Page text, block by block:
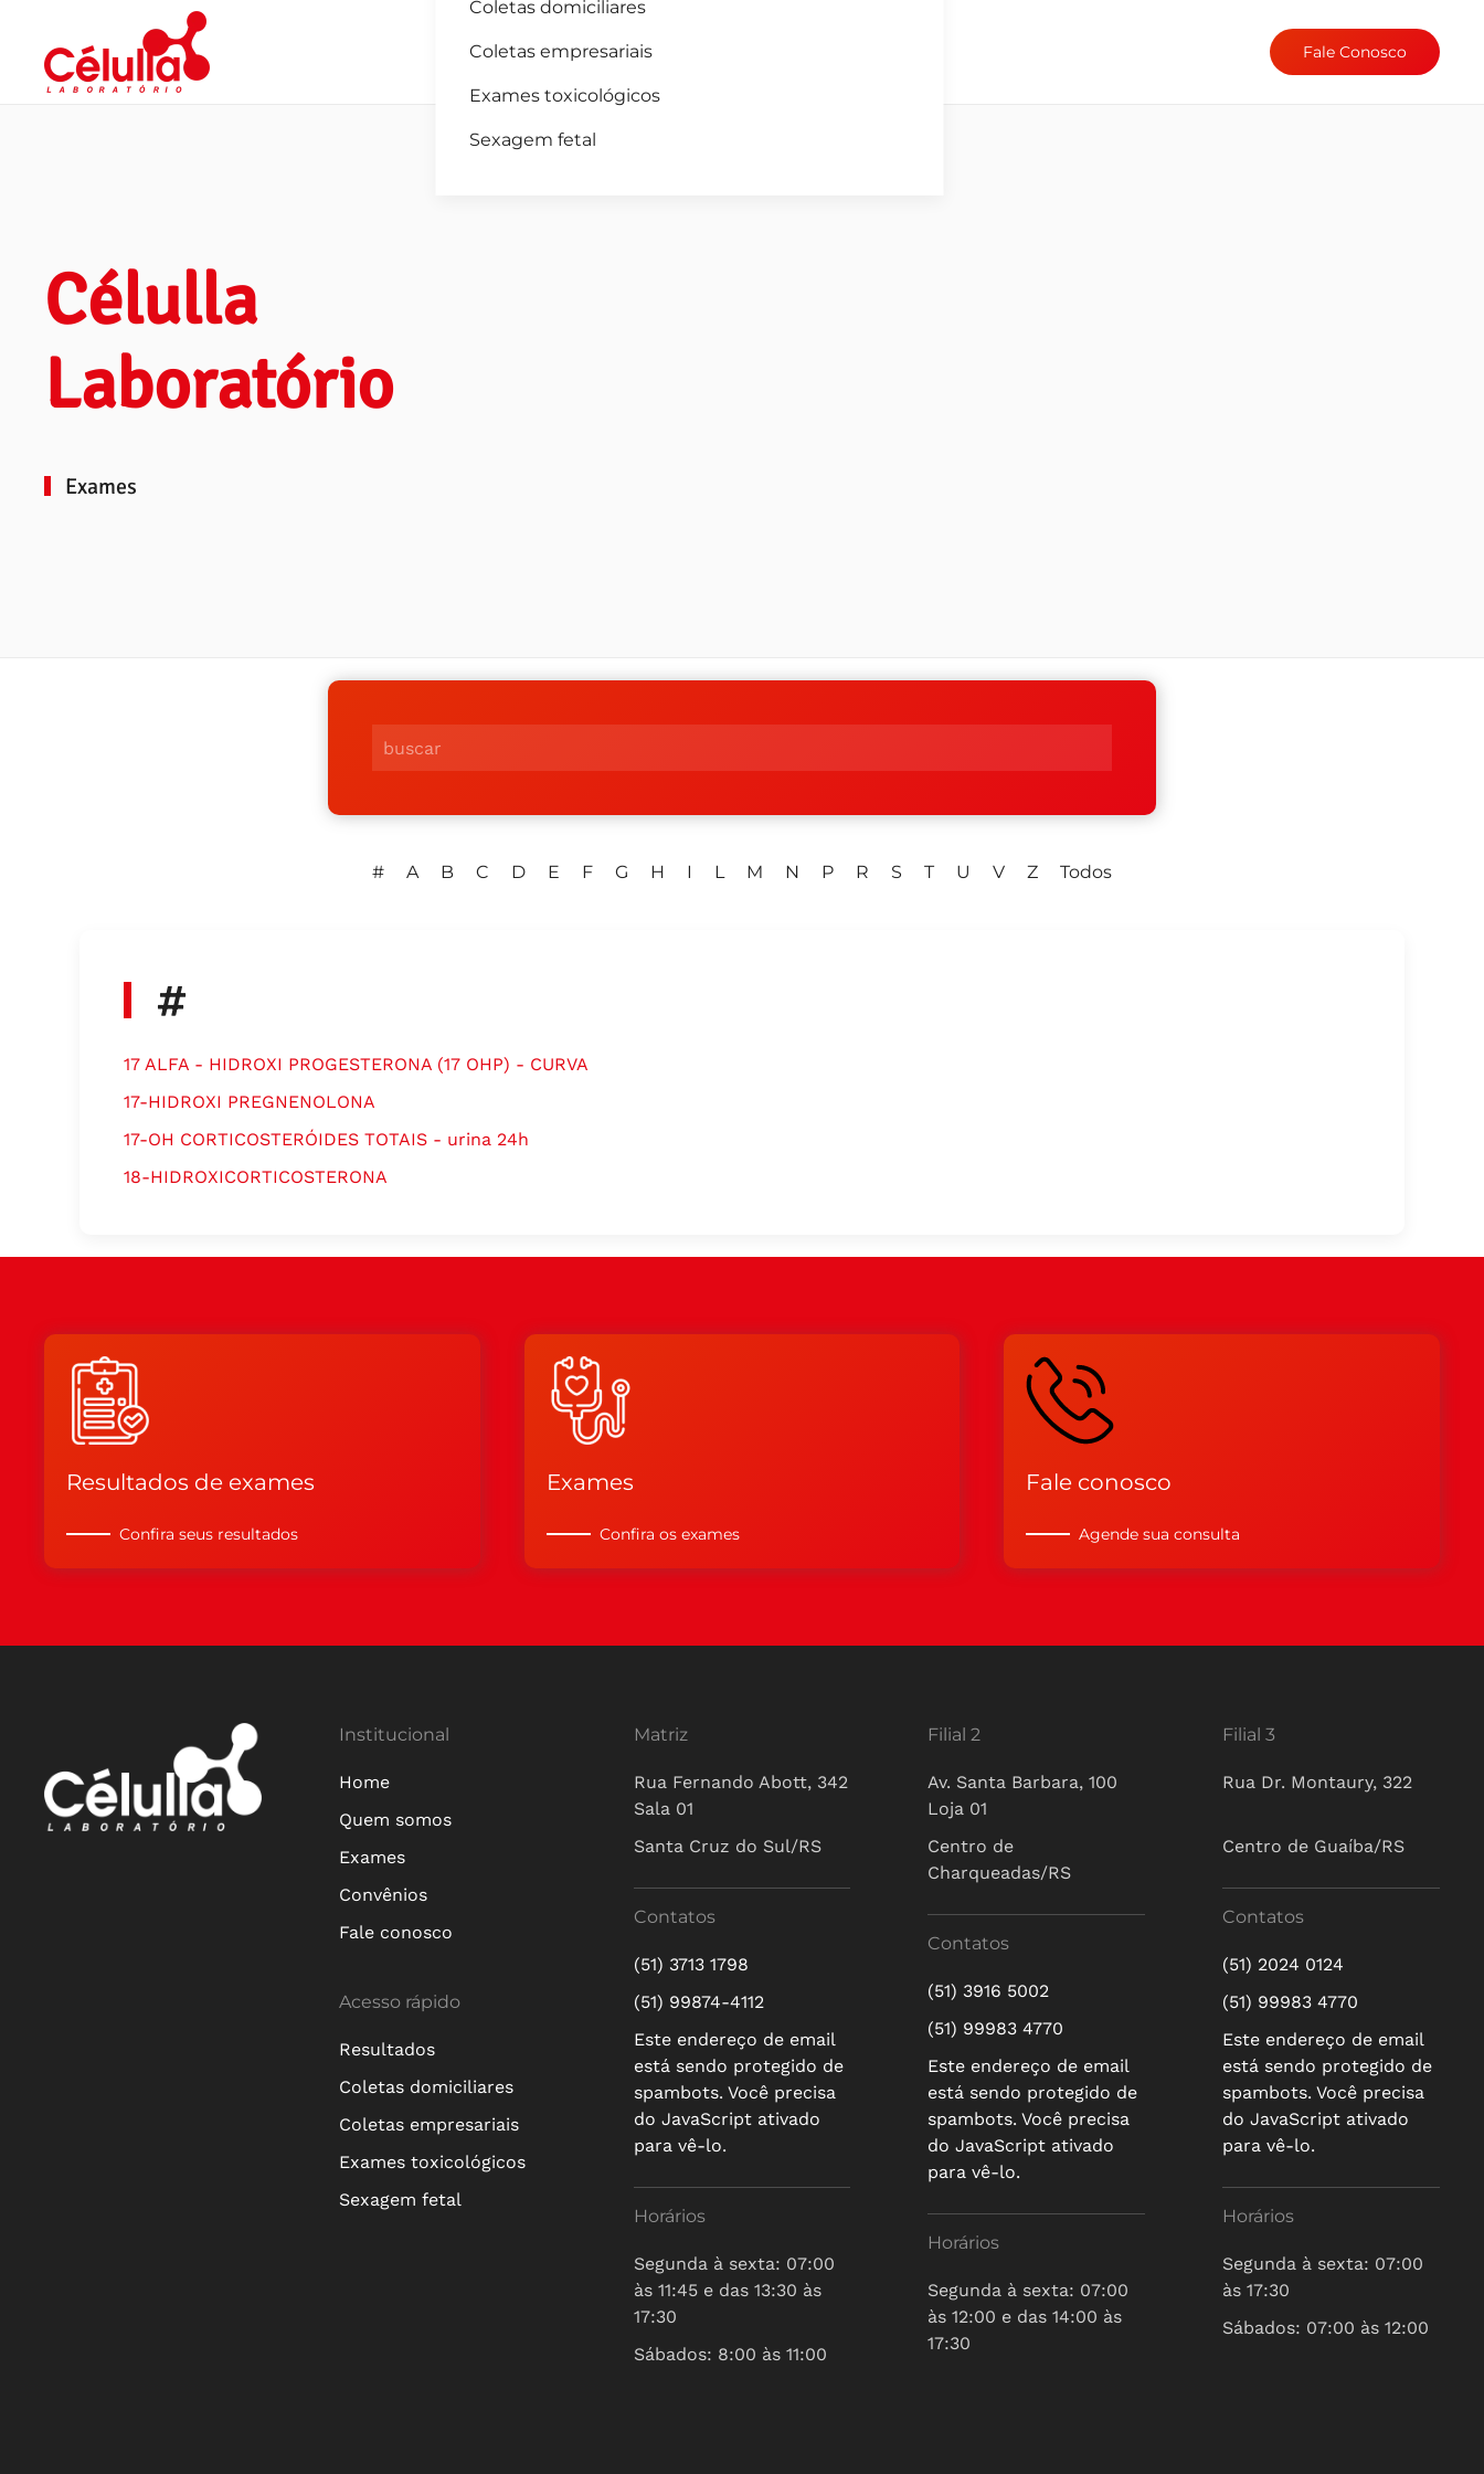
Skip to main content
Coletas domiciliares
Coletas empresariais
Exames toxicológicos
Sexagem fetal
Fale Conosco
Célulla
Laboratório
Exames
# A B C D E F G H I L M N P R S T U V Z Todos
#
17 ALFA - HIDROXI PROGESTERONA (17 OHP) - CURVA
17-HIDROXI PREGNENOLONA
17-OH CORTICOSTERÓIDES TOTAIS - urina 24h
18-HIDROXICORTICOSTERONA
Resultados de exames
Confira seus resultados
Exames
Confira os exames
Fale conosco
Agende sua consulta
Institucional
Home
Quem somos
Exames
Convênios
Fale conosco
Acesso rápido
Resultados
Coletas domiciliares
Coletas empresariais
Exames toxicológicos
Sexagem fetal
Matriz
Rua Fernando Abott, 342
Sala 01
Santa Cruz do Sul/RS
Contatos
(51) 3713 1798
(51) 99874-4112
Este endereço de email
está sendo protegido de
spambots. Você precisa
do JavaScript ativado
para vê-lo.
Horários
Segunda à sexta: 07:00
às 11:45 e das 13:30 às
17:30
Sábados: 8:00 às 11:00
Filial 2
Av. Santa Barbara, 100
Loja 01
Centro de
Charqueadas/RS
Contatos
(51) 3916 5002
(51) 99983 4770
Este endereço de email
está sendo protegido de
spambots. Você precisa
do JavaScript ativado
para vê-lo.
Horários
Segunda à sexta: 07:00
às 12:00 e das 14:00 às
17:30
Filial 3
Rua Dr. Montaury, 322
Centro de Guaíba/RS
Contatos
(51) 2024 0124
(51) 99983 4770
Este endereço de email
está sendo protegido de
spambots. Você precisa
do JavaScript ativado
para vê-lo.
Horários
Segunda à sexta: 07:00
às 17:30
Sábados: 07:00 às 12:00